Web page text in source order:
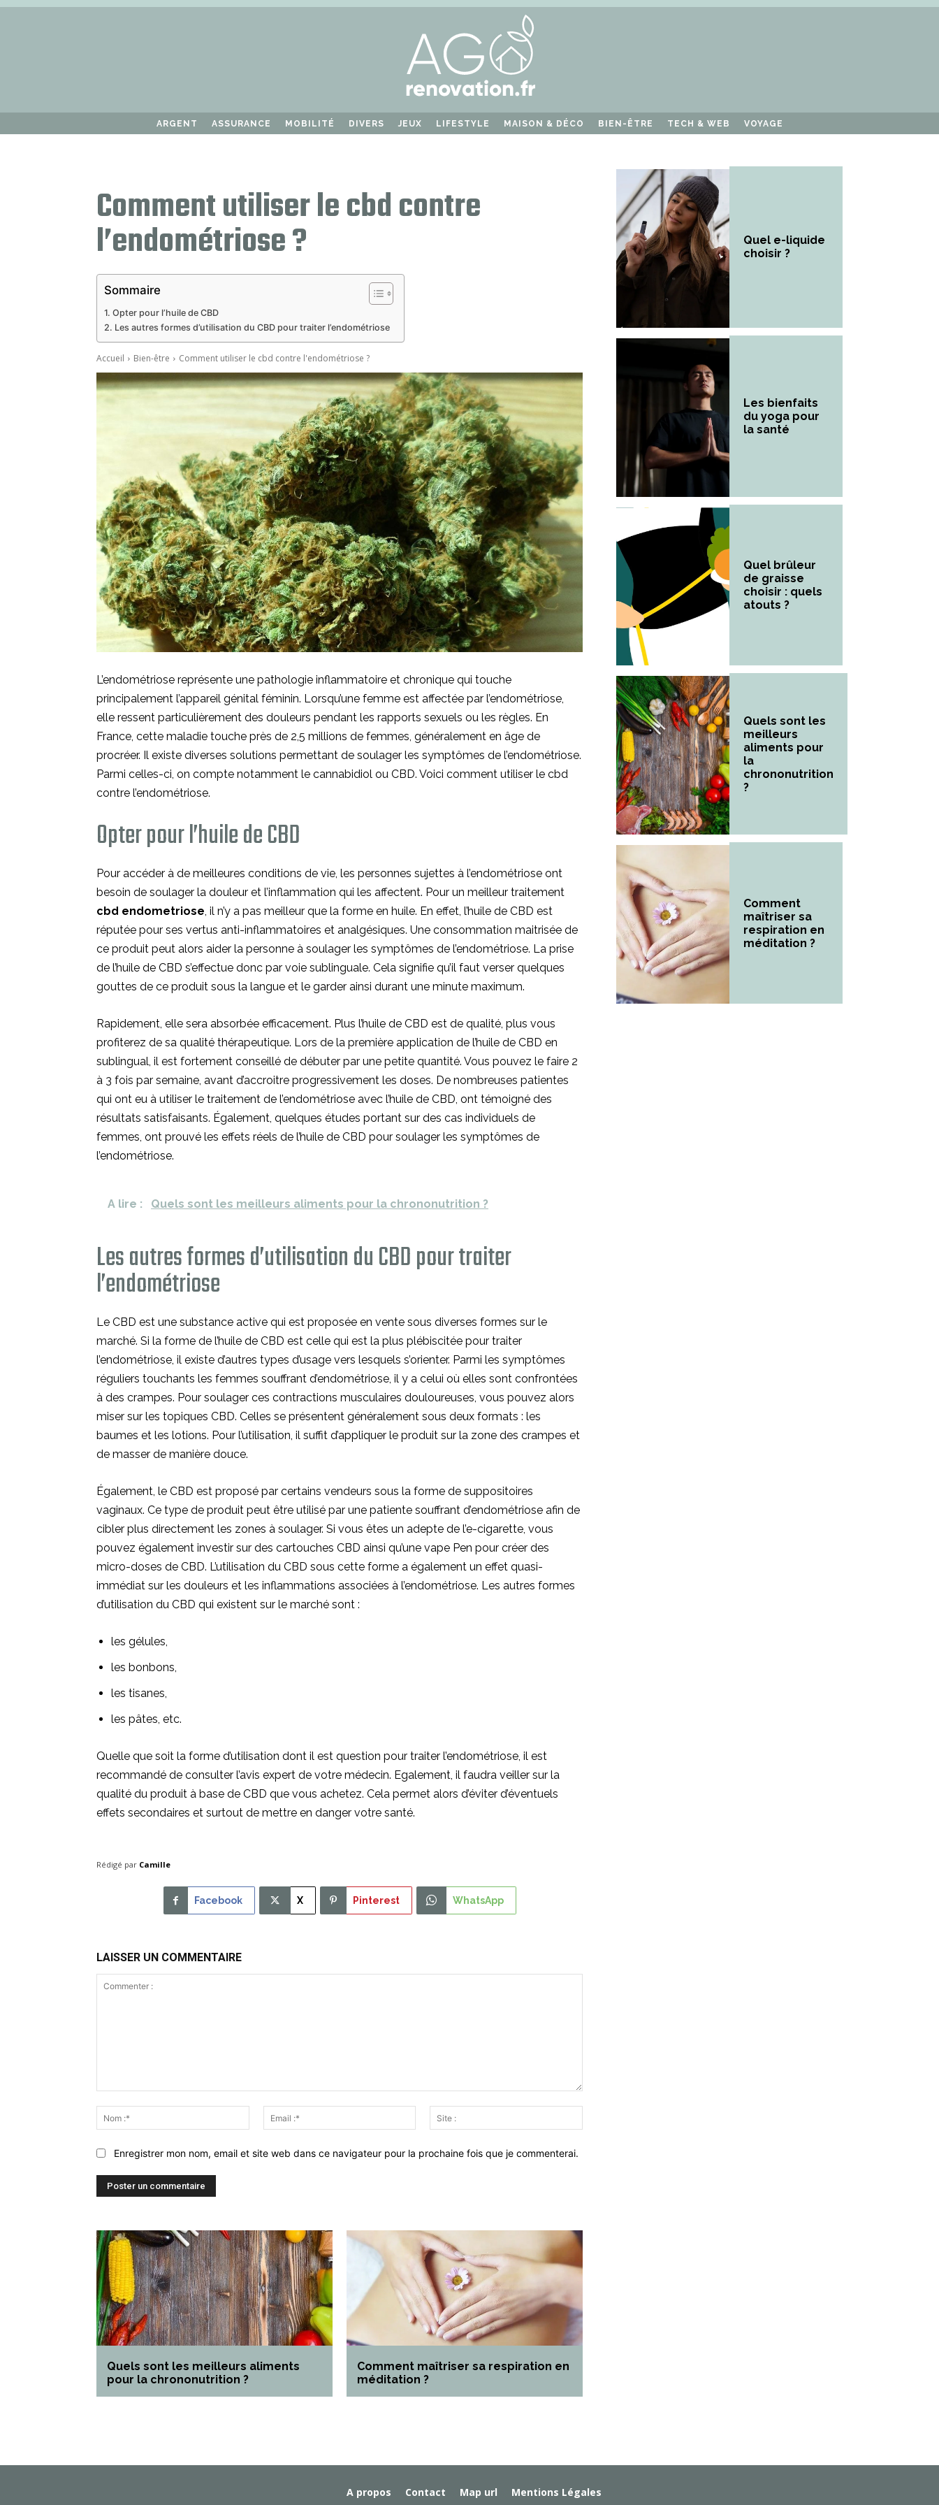
ARGENT ASSURANCE MOBILITÉ DIVERS JEUX LIFESTYLE MAISON & DÉCO BIEN-ÊTRE TECH & WEB VOYAGE
Comment utiliser le cbd contre
l’endométriose ?
Sommaire
Opter pour l’huile de CBD
Les autres formes d’utilisation du CBD pour traiter l’endométriose
Accueil Bien-être Comment utiliser le cbd contre l'endométriose ?
L’endométriose représente une pathologie inflammatoire et chronique qui touche
principalement l’appareil génital féminin. Lorsqu’une femme est affectée par l’endométriose,
elle ressent particulièrement des douleurs pendant les rapports sexuels ou les règles. En
France, cette maladie touche près de 2,5 millions de femmes, généralement en âge de
procréer. Il existe diverses solutions permettant de soulager les symptômes de l’endométriose.
Parmi celles-ci, on compte notamment le cannabidiol ou CBD. Voici comment utiliser le cbd
contre l’endométriose.
Opter pour l’huile de CBD
Pour accéder à de meilleures conditions de vie, les personnes sujettes à l’endométriose ont
besoin de soulager la douleur et l’inflammation qui les affectent. Pour un meilleur traitement
cbd endometriose, il n’y a pas meilleur que la forme en huile. En effet, l’huile de CBD est
réputée pour ses vertus anti-inflammatoires et analgésiques. Une consommation maitrisée de
ce produit peut alors aider la personne à soulager les symptômes de l’endométriose. La prise
de l’huile de CBD s’effectue donc par voie sublinguale. Cela signifie qu’il faut verser quelques
gouttes de ce produit sous la langue et le garder ainsi durant une minute maximum.
Rapidement, elle sera absorbée efficacement. Plus l’huile de CBD est de qualité, plus vous
profiterez de sa qualité thérapeutique. Lors de la première application de l’huile de CBD en
sublingual, il est fortement conseillé de débuter par une petite quantité. Vous pouvez le faire 2
à 3 fois par semaine, avant d’accroitre progressivement les doses. De nombreuses patientes
qui ont eu à utiliser le traitement de l’endométriose avec l’huile de CBD, ont témoigné des
résultats satisfaisants. Également, quelques études portant sur des cas individuels de
femmes, ont prouvé les effets réels de l’huile de CBD pour soulager les symptômes de
l’endométriose.
A lire : Quels sont les meilleurs aliments pour la chrononutrition ?
Les autres formes d’utilisation du CBD pour traiter
l’endométriose
Le CBD est une substance active qui est proposée en vente sous diverses formes sur le
marché. Si la forme de l’huile de CBD est celle qui est la plus plébiscitée pour traiter
l’endométriose, il existe d’autres types d’usage vers lesquels s’orienter. Parmi les symptômes
réguliers touchants les femmes souffrant d’endométriose, il y a celui où elles sont confrontées
à des crampes. Pour soulager ces contractions musculaires douloureuses, vous pouvez alors
miser sur les topiques CBD. Celles se présentent généralement sous deux formats : les
baumes et les lotions. Pour l’utilisation, il suffit d’appliquer le produit sur la zone des crampes et
de masser de manière douce.
Également, le CBD est proposé par certains vendeurs sous la forme de suppositoires
vaginaux. Ce type de produit peut être utilisé par une patiente souffrant d’endométriose afin de
cibler plus directement les zones à soulager. Si vous êtes un adepte de l’e-cigarette, vous
pouvez également investir sur des cartouches CBD ainsi qu’une vape Pen pour créer des
micro-doses de CBD. L’utilisation du CBD sous cette forme a également un effet quasi-
immédiat sur les douleurs et les inflammations associées à l’endométriose. Les autres formes
d’utilisation du CBD qui existent sur le marché sont :
les gélules,
les bonbons,
les tisanes,
les pâtes, etc.
Quelle que soit la forme d’utilisation dont il est question pour traiter l’endométriose, il est
recommandé de consulter l’avis expert de votre médecin. Egalement, il faudra veiller sur la
qualité du produit à base de CBD que vous achetez. Cela permet alors d’éviter d’éventuels
effets secondaires et surtout de mettre en danger votre santé.
Rédigé par Camille
Facebook X Pinterest WhatsApp
LAISSER UN COMMENTAIRE
:*
Email
:*
:
Enregistrer mon nom, email et site web dans ce navigateur pour la prochaine fois que je commenterai.
Quels sont les meilleurs aliments
pour la chrononutrition ?
Comment maîtriser sa respiration en
méditation ?
Quel e-liquide
choisir ?
Les bienfaits
du yoga pour
la santé
Quel brûleur
de graisse
choisir : quels
atouts ?
Quels sont les
meilleurs
aliments pour
la
chrononutrition
?
Comment
maîtriser sa
respiration en
méditation ?
A propos Contact Map url Mentions Légales